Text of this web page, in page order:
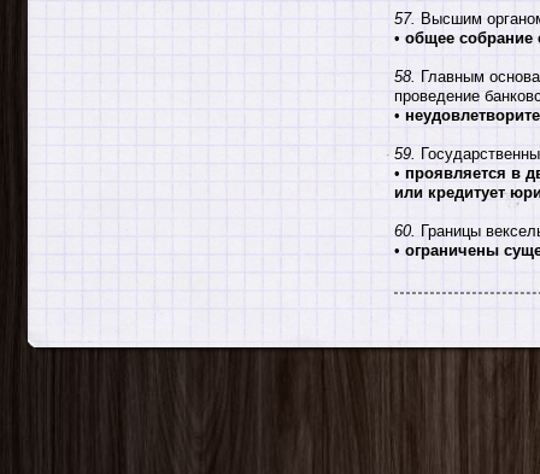
57. Высшим
• общее собрание
58. Главным
проведение
•
59.
• проявляется в
или кредитует
60. Границы
• ограничены